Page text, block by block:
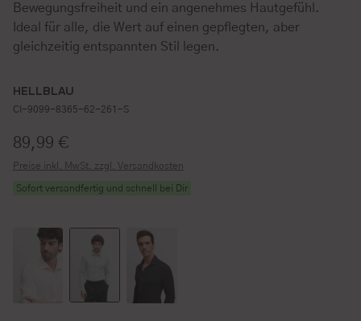
Bewegungsfreiheit und ein angenehmes Hautgefühl.
Ideal für alle, die Wert auf einen gepflegten, aber
gleichzeitig entspannten Stil legen.
HELLBLAU
CI-9099-8365-62-261-S
Regulärer Preis:
89,99 €
Preise inkl. MwSt. zzgl. Versandkosten
Sofort versandfertig und schnell bei Dir